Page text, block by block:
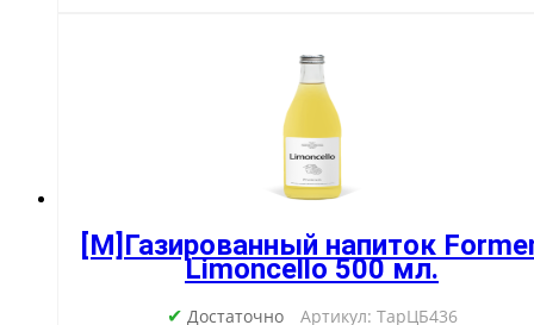
[M]Газированный напиток
Limoncello 500 мл.
✔ Достаточно Артикул: ТарЦБ436